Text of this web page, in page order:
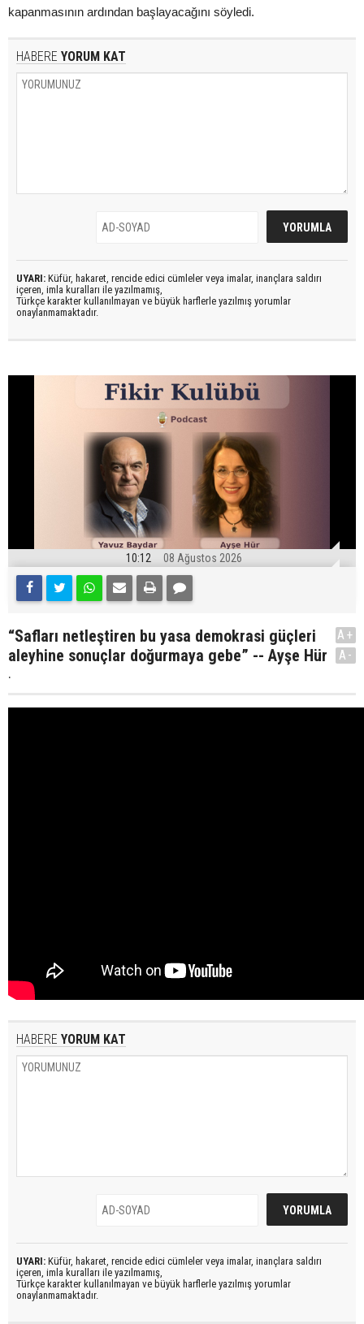
kapanmasının ardından başlayacağını söyledi.
HABERE YORUM KAT
UYARI: Küfür, hakaret, rencide edici cümleler veya imalar, inançlara saldırı
içeren, imla kuralları ile yazılmamış,
Türkçe karakter kullanılmayan ve büyük harflerle yazılmış yorumlar
onaylanmamaktadır.
10:12 08 Ağustos 2026
“Safları netleştiren bu yasa demokrasi güçleri
aleyhine sonuçlar doğurmaya gebe” -- Ayşe Hür
.
A+
A-
HABERE YORUM KAT
UYARI: Küfür, hakaret, rencide edici cümleler veya imalar, inançlara saldırı
içeren, imla kuralları ile yazılmamış,
Türkçe karakter kullanılmayan ve büyük harflerle yazılmış yorumlar
onaylanmamaktadır.